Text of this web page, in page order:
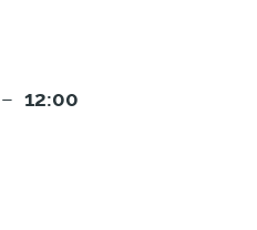
– 12:00